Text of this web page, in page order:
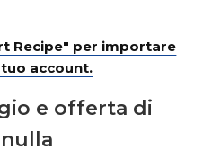
Recipe" per importare
account.
e offerta di